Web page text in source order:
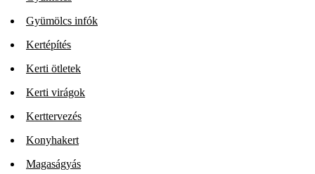
Gyümölcs infók
Kertépítés
Kerti ötletek
Kerti virágok
Kerttervezés
Konyhakert
Magaságyás